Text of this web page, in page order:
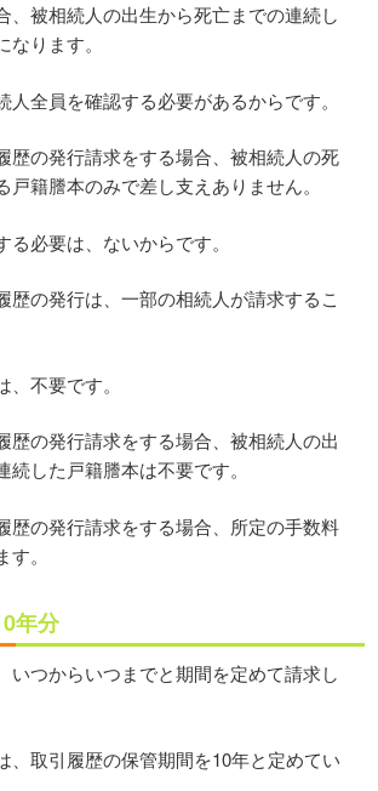
、被相続人の出生から死亡までの連続し
ります。
人全員を確認する必要があるからです。
歴の発行請求をする場合、被相続人の死
戸籍謄本のみで差し支えありません。
必要は、ないからです。
歴の発行は、一部の相続人が請求するこ
不要です。
歴の発行請求をする場合、被相続人の出
した戸籍謄本は不要です。
歴の発行請求をする場合、所定の手数料
。
年分
いつからいつまでと期間を定めて請求し
、取引履歴の保管期間を10年と定めてい